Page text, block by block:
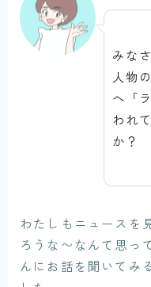
みな
人物
へ「
われ
か？
わたしもニュースを
ろうな〜なんて思っ
んにお話を聞いてみ